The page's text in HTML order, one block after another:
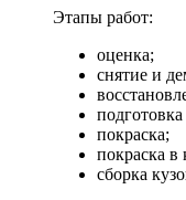
Этапы работ:
оценка;
снятие и
покраска;
покраска в
сборка